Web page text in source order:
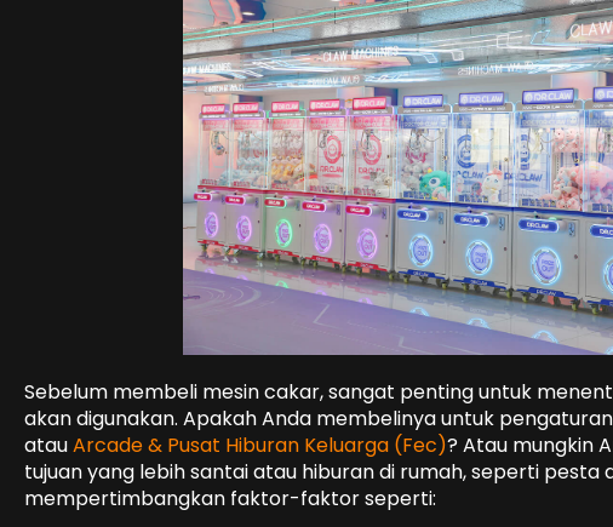
Sebelum membeli mesin cakar, sangat penting untuk
akan digunakan. Apakah Anda membelinya untuk
atauArcade & Pusat Hiburan Keluarga (Fec)? Atau mungkin
tujuan yang lebih santai atau hiburan di rumah, seperti pesta
mempertimbangkan faktor-faktor seperti: